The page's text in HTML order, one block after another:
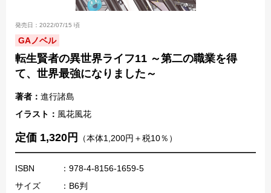
発売日：2022/07/15 頃
GAノベル
転生賢者の異世界ライフ11 ～第二の職業を得
て、世界最強になりました～
著者： 進行諸島
イラスト： 風花風花
定価 1,320円 （本体1,200円＋税10％）
ISBN
：978-4-8156-1659-5
サイズ
：B6判